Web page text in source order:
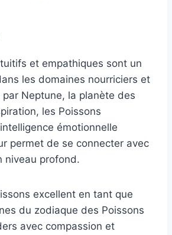
et empathiques sont un
les domaines nourriciers et
Neptune, la planète des
les Poissons
émotionnelle
permet de se connecter avec
niveau profond.
excellent en tant que
du zodiaque des Poissons
avec compassion et